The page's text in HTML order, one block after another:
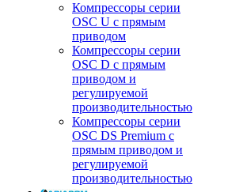
Компрессоры серии
OSC U с прямым
приводом
Компрессоры серии
OSC D с прямым
приводом и
регулируемой
производительностью
Компрессоры серии
OSC DS Premium с
прямым приводом и
регулируемой
производительностью